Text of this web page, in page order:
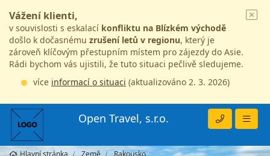
Vážení klienti,
v souvislosti s eskalací konfliktu na Blízkém východě
došlo k dočasnému zrušení letů v regionu, který je
zároveň klíčovým přestupním místem pro zájezdy do Asie.
Rádi bychom vás ujistili, že tuto situaci pečlivě sledujeme.
více informací o situaci (aktualizováno 2. 3. 2026)
Open Travel, s.r.o.
Hlavní stránka Země Rakousko